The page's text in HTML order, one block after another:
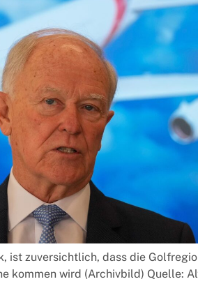
ist zuversichtlich, dass die
kommen wird (Archivbild) Quelle: